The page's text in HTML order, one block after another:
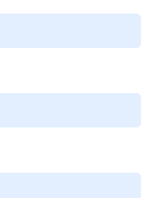
クにおけるクリニック
に拡大予定。